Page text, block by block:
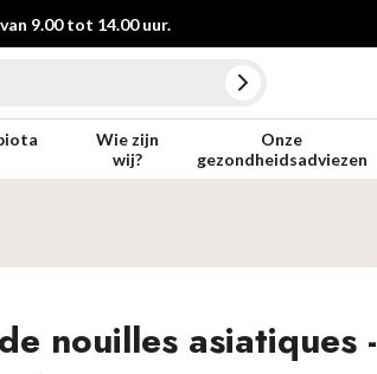
9.00 tot 14.00 uur.
Wie zijn
wij?
Onze
gezondheidsadviezen
nouilles asiatiques -